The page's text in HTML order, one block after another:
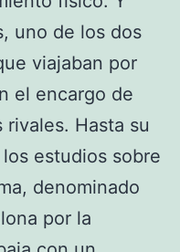
uno de los dos
viajaban por
el encargo de
Hasta su
estudios sobre
denominado
por la